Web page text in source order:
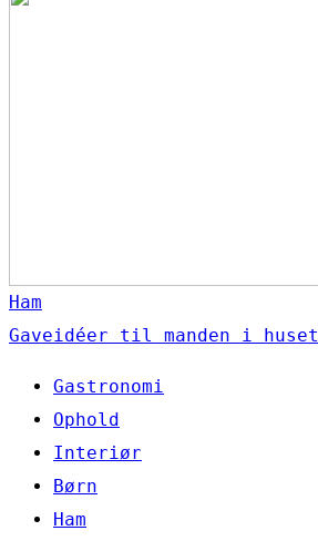
Ham
Gaveidéer til manden i huset
Gastronomi
Ophold
Interiør
Børn
Ham